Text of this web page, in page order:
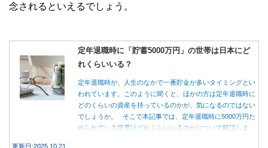
念されるといえるでしょう。
定年退職時に「貯蓄5000万円」の世帯は日本にど
れくらいいる？
定年退職時が、人生のなかで一番貯金が多いタイミングとい
われています。このように聞くと、ほかの方は定年退職時に
どのくらいの資産を持っているのかが、気になるのではない
でしょうか。 そこで本記事では、定年退職時に5000万円た
められている世帯はどれくらいいるのかについて解説しま
更新日:2025.10.21